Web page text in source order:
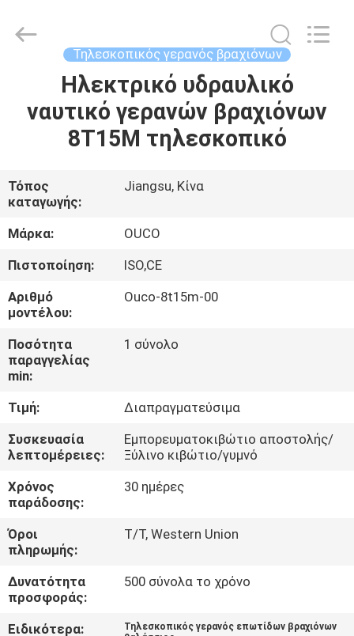
ΠΡΟΪΌΝΤΑ
ΒΊΝΤΕΟ
ΕΜΦΆΝΙΣΗ
VR
ΣΧΕΤΙΚΆ
ΜΕ
ΕΜΆΣ
ΕΠΙΣΚΈΨΕΙΣ
ΣΤΟ
ΕΡΓΟΣΤΆΣΙΟ
ΈΛΕΓΧΟΣ
ΠΟΙΌΤΗΤΑΣ
ΕΙΔΉΣΕΙΣ
GROUP
Τηλεσκοπικός γερανός βραχιόνων
Ηλεκτρικό υδραυλικό
ναυτικό γερανών βραχιόνων
8T15M τηλεσκοπικό
Τόπος
καταγωγής:
Jiangsu, Κίνα
Μάρκα:
OUCO
Πιστοποίηση:
ISO,CE
Αριθμό
μοντέλου:
Ouco-8t15m-00
Ποσότητα
παραγγελίας
min:
1 σύνολο
Τιμή:
Διαπραγματεύσιμα
Συσκευασία
λεπτομέρειες:
Εμπορευματοκιβώτιο αποστολής/
Ξύλινο κιβώτιο/γυμνό
Χρόνος
παράδοσης:
30 ημέρες
Όροι
πληρωμής:
T/T, Western Union
Δυνατότητα
προσφοράς:
500 σύνολα το χρόνο
Ειδικότερα:
Τηλεσκοπικός γερανός επωτίδων βραχιόνων